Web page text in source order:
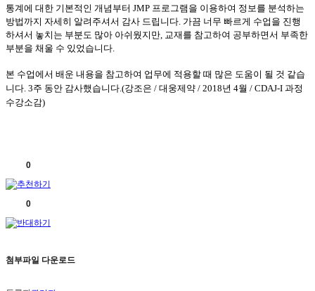
통계에 대한 기본적인 개념부터 JMP 프로그램을 이용하여 정보를 분석하는
방법까지 자세히 알려주셔서 감사 드립니다. 가끔 너무 빠르게 수업을 진행
하셔서 놓치는 부분도 많아 아쉬웠지만, 교재를 참고하여 공부하면서 부족한
부분을 채울 수 있었습니다.
본 수업에서 배운 내용을 참고하여 업무에 적용할 때 많은 도움이 될 것 같습
니다. 3주 동안 감사했습니다.(강조은 / 대웅제약 / 2018년 4월 / CDAJ-I 과정
수강소감)
0
0
첨부파일 다운로드